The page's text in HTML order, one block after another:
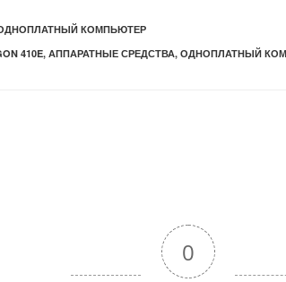
КОМПЬЮТЕР
410E, АППАРАТНЫЕ СРЕДСТВА, ОДНОПЛАТНЫЙ
0